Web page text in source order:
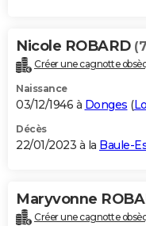
Nicole ROBARD
Créer une cagnotte
Naissance
03/12/1946 à Donges (
Décès
22/01/2023 à la Baule-
Maryvonne
Créer une cagnotte